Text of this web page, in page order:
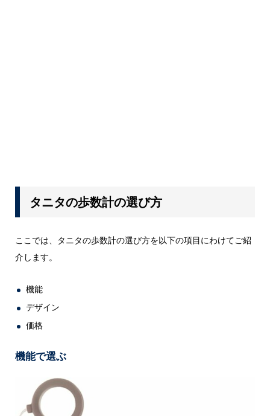
タニタの歩数計の選び方
ここでは、タニタの歩数計の選び方を以下の項目にわけてご紹
介します。
機能
デザイン
価格
機能で選ぶ